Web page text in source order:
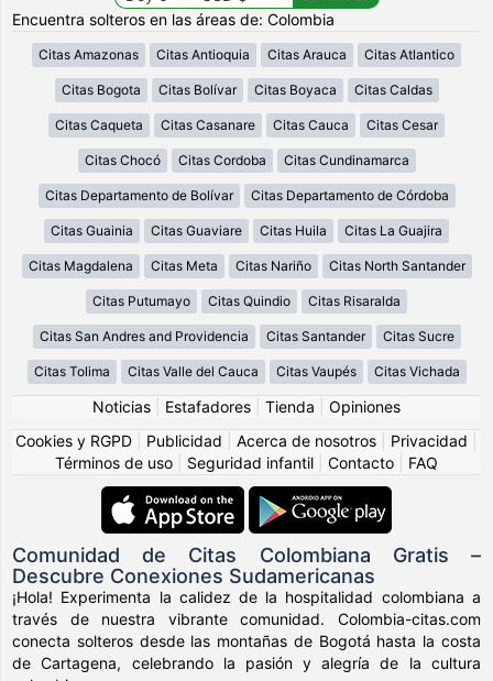
Encuentra solteros en las áreas de: Colombia
Citas Amazonas Citas Antioquia Citas Arauca Citas Atlantico
Citas Bogota Citas Bolívar Citas Boyaca Citas Caldas
Citas Caqueta Citas Casanare Citas Cauca Citas Cesar
Citas Chocó Citas Cordoba Citas Cundinamarca
Citas Departamento de Bolívar Citas Departamento de Córdoba
Citas Guainia Citas Guaviare Citas Huila Citas La Guajira
Citas Magdalena Citas Meta Citas Nariño Citas North Santander
Citas Putumayo Citas Quindio Citas Risaralda
Citas San Andres and Providencia Citas Santander Citas Sucre
Citas Tolima Citas Valle del Cauca Citas Vaupés Citas Vichada
Noticias Estafadores Tienda
Opiniones
Cookies y RGPD
Publicidad Acerca de nosotros Privacidad
Términos de uso
Seguridad infantil Contacto FAQ
Comunidad de Citas Colombiana Gratis –
Descubre Conexiones Sudamericanas
¡Hola! Experimenta la calidez de la hospitalidad colombiana a
través de nuestra vibrante comunidad. Colombia-citas.com
conecta solteros desde las montañas de Bogotá hasta la costa
de Cartagena, celebrando la pasión y alegría de la cultura